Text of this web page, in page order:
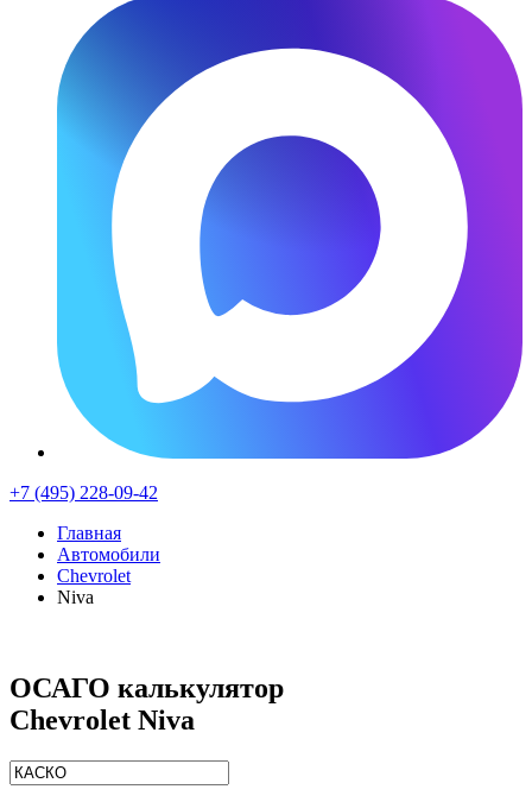
+7 (495) 228-09-42
Главная
Автомобили
Chevrolet
Niva
ОСАГО калькулятор
Chevrolet Niva